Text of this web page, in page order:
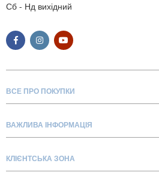
Сб - Нд вихідний
ВСЕ ПРО ПОКУПКИ
Про нас
Блог
ВАЖЛИВА ІНФОРМАЦІЯ
Доставка та оплата
КЛІЄНТСЬКА ЗОНА